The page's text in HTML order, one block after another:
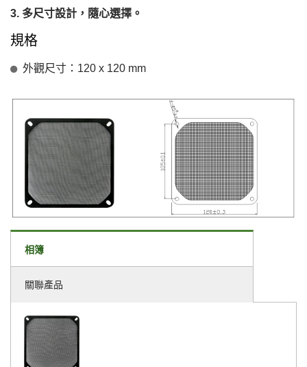
多尺寸設計，隨心選擇。
規格
外觀尺寸：120 x 120 mm
相簿
關聯產品